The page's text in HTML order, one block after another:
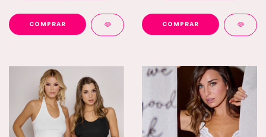
COMPRAR COMPRAR